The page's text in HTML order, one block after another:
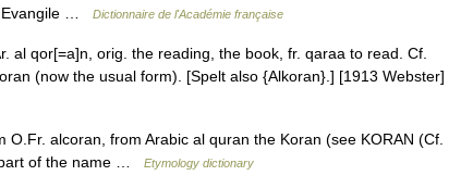
Evangile …
Dictionnaire de l'Académie française
al qor[=a]n, orig. the reading, the book, fr. qaraa to read. Cf.
(now the usual form). [Spelt also {Alkoran}.] [1913 Webster]
alcoran, from Arabic al quran the Koran (see KORAN (Cf.
of the name …
Etymology dictionary